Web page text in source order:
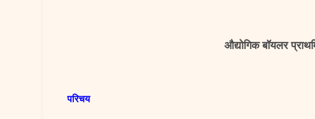
औद्योगिक बॉयलर
परिचय